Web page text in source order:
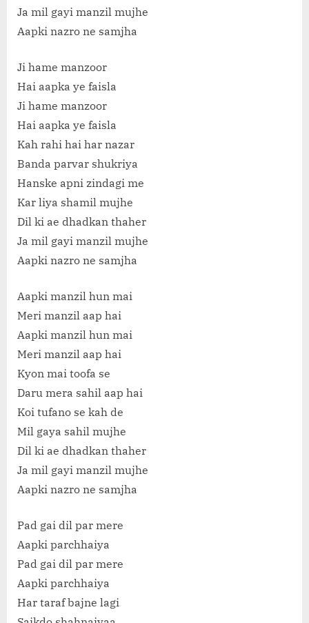
Ja mil gayi manzil mujhe
Aapki nazro ne samjha
Ji hame manzoor
Hai aapka ye faisla
Ji hame manzoor
Hai aapka ye faisla
Kah rahi hai har nazar
Banda parvar shukriya
Hanske apni zindagi me
Kar liya shamil mujhe
Dil ki ae dhadkan thaher
Ja mil gayi manzil mujhe
Aapki nazro ne samjha
Aapki manzil hun mai
Meri manzil aap hai
Aapki manzil hun mai
Meri manzil aap hai
Kyon mai toofa se
Daru mera sahil aap hai
Koi tufano se kah de
Mil gaya sahil mujhe
Dil ki ae dhadkan thaher
Ja mil gayi manzil mujhe
Aapki nazro ne samjha
Pad gai dil par mere
Aapki parchhaiya
Pad gai dil par mere
Aapki parchhaiya
Har taraf bajne lagi